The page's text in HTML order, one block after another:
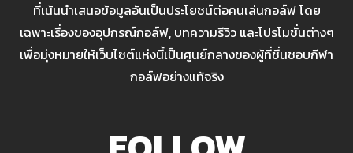
ที่เน้นนำเสนอข้อมูลอันเป็นประโยชน์ต่อคนเล่นกอล์ฟ โดย
เฉพาะเรื่องของอุปกรณ์กอล์ฟ, บทความรีวิว และโปรโมชั่นต่างๆ
เพื่อมุ่งหมายให้เว็บไซต์แห่งนี้เป็นศูนย์กลางของผู้ที่ชื่นชอบกีฬา
กอล์ฟอย่างแท้จริง